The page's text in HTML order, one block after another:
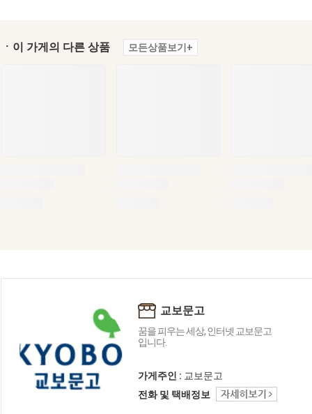
ㆍ이 가게의 다른 상품 모든상품보기+
교보문고
꿈을 피우는 세상, 인터넷 교보문고
입니다.
가게주인 : 교보문고
전화 및 택배정보